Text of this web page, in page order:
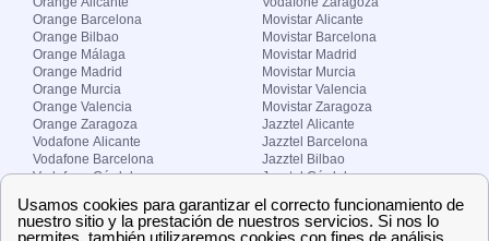
Orange Barcelona
Orange Bilbao
Orange Málaga
Orange Madrid
Orange Murcia
Orange Valencia
Orange Zaragoza
Vodafone Alicante
Vodafone Barcelona
Vodafone Córdoba
Vodafone Madrid
Vodafone Murcia
Movistar Alicante
Movistar Barcelona
Movistar Madrid
Movistar Murcia
Movistar Valencia
Movistar Zaragoza
Jazztel Alicante
Jazztel Barcelona
Jazztel Bilbao
Jazztel Córdoba
Jazztel Málaga
Jazztel Valencia